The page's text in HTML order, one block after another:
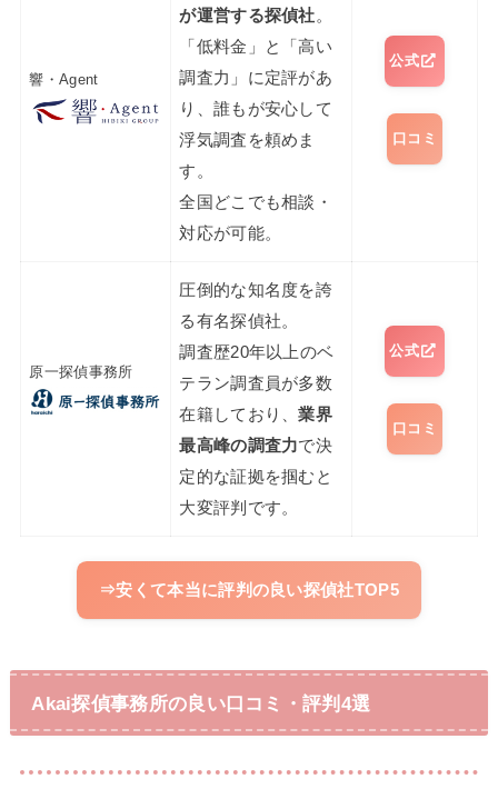
響・Agent
が運営する探偵社。
「低料金」と「高い
調査力」に定評があ
り、誰もが安心して
浮気調査を頼めま
す。
全国どこでも相談・
対応が可能。
公式
口コミ
原一探偵事務所
圧倒的な知名度を誇
る有名探偵社。
調査歴20年以上のベ
テラン調査員が多数
在籍しており、業界
最高峰の調査力で決
定的な証拠を掴むと
大変評判です。
公式
口コミ
⇒安くて本当に評判の良い探偵社TOP5
Akai探偵事務所の良い口コミ・評判4選